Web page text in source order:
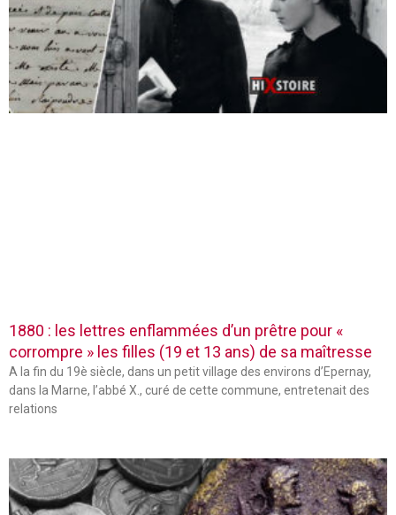
1880 : les lettres enflammées d’un prêtre pour «
corrompre » les filles (19 et 13 ans) de sa maîtresse
A la fin du 19è siècle, dans un petit village des environs d’Epernay,
dans la Marne, l’abbé X., curé de cette commune, entretenait des
relations